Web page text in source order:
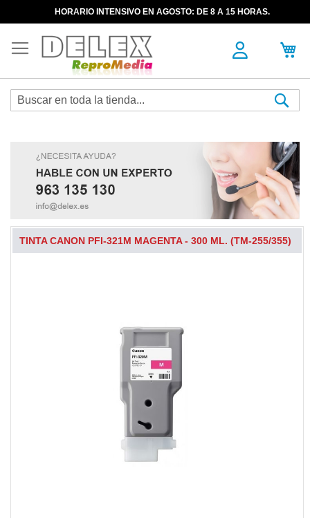
HORARIO INTENSIVO EN AGOSTO: DE 8 A 15 HORAS.
TINTA CANON PFI-321M MAGENTA - 300 ML. (TM-255/355)